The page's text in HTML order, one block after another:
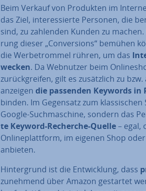
Beim Verkauf von Produkten im
das Ziel, in­ter­es­sier­te Personen, die
sind, zu zahlenden Kunden zu
rung dieser „Con­ver­si­ons“ bemühen
die Wer­be­trom­mel rühren, um das
wecken. Da Webnutzer beim
zu­rück­grei­fen, gilt es zu­sätz­lich zu
an­zei­gen die passenden Keywords
bin­den. Im Gegensatz zum
Google-Such­ma­schi­ne, sondern das
te Keyword-Recherche-Quelle– egal,
On­line­platt­form, im eigenen Shop
anbieten.
Hin­ter­grund ist die Ent­wick­lung, dass
zunehmend über Amazon gestartet